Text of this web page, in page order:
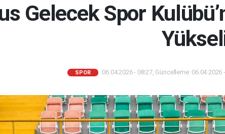
Gelecek Spor
SPOR 06.04.2026 - 08:27, Güncelleme: 06.04.2026